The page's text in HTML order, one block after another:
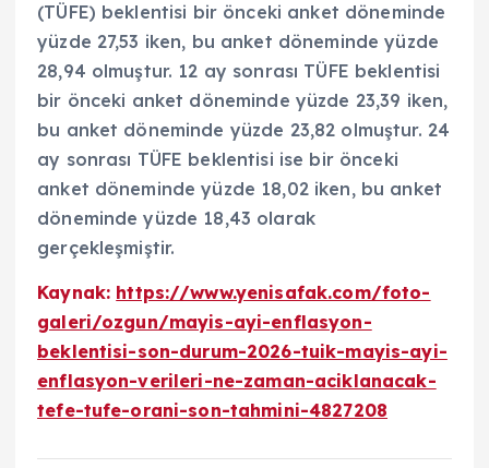
(TÜFE) beklentisi bir önceki anket döneminde
yüzde 27,53 iken, bu anket döneminde yüzde
28,94 olmuştur. 12 ay sonrası TÜFE beklentisi
bir önceki anket döneminde yüzde 23,39 iken,
bu anket döneminde yüzde 23,82 olmuştur. 24
ay sonrası TÜFE beklentisi ise bir önceki
anket döneminde yüzde 18,02 iken, bu anket
döneminde yüzde 18,43 olarak
gerçekleşmiştir.
Kaynak: https://www.yenisafak.com/foto-
galeri/ozgun/mayis-ayi-enflasyon-
beklentisi-son-durum-2026-tuik-mayis-ayi-
enflasyon-verileri-ne-zaman-aciklanacak-
tefe-tufe-orani-son-tahmini-4827208